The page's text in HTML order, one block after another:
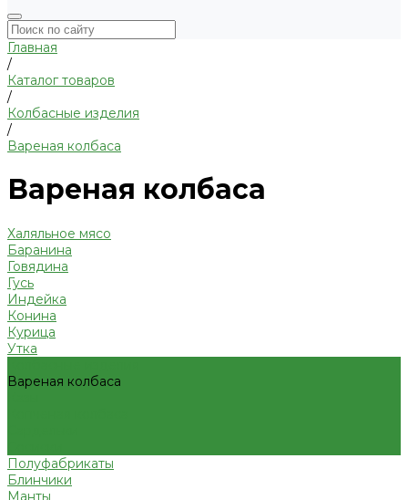
Главная
/
Каталог товаров
/
Колбасные изделия
/
Вареная колбаса
Вареная колбаса
Халяльное мясо
Баранина
Говядина
Гусь
Индейка
Конина
Курица
Утка
Вареная колбаса
Полуфабрикаты
Блинчики
Манты